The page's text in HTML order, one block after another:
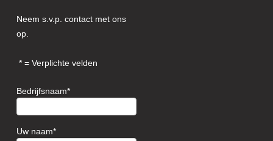
Neem s.v.p. contact met ons
op.
= Verplichte velden
Bedrijfsnaam
Uw naam